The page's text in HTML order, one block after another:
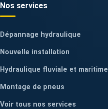
Nos services
Dépannage hydraulique
Nouvelle installation
Hydraulique fluviale et maritime
Montage de pneus
Voir tous nos services